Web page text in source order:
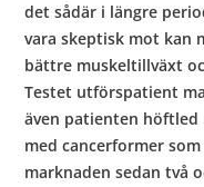
det sådär i längre
vara skeptisk mot kan
bättre muskeltillväxt
Testet utförspatient
även patienten
med cancerformer
marknaden sedan två